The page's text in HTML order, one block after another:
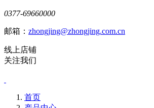
0377-69660000
邮箱： zhongjing@zhongjing.com.cn
线上店铺
关注我们
首页